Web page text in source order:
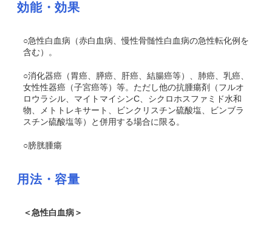
効能・効果
○急性白血病（赤白血病、慢性骨髄性白血病の急性転化例を
含む）。
○消化器癌（胃癌、膵癌、肝癌、結腸癌等）、肺癌、乳癌、
女性性器癌（子宮癌等）等。ただし他の抗腫瘍剤（フルオ
ロウラシル、マイトマイシンC、シクロホスファミド水和
物、メトトレキサート、ビンクリスチン硫酸塩、ビンブラ
スチン硫酸塩等）と併用する場合に限る。
○膀胱腫瘍
用法・容量
＜急性白血病＞